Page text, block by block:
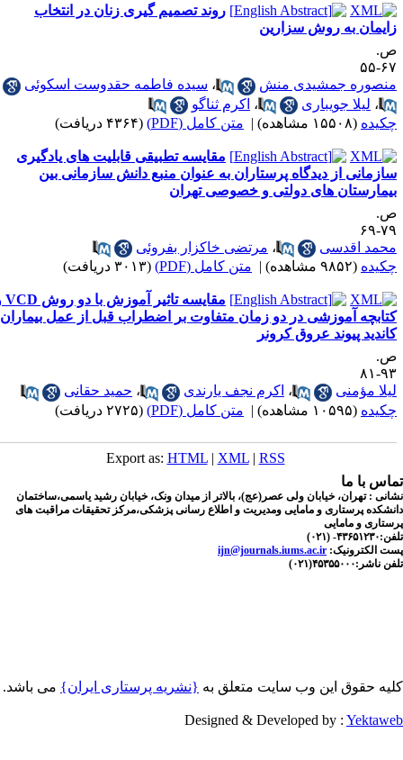
روند تصمیم گیری زنان در انتخاب
به روش سزارین
۵۵
جمشیدی منش
،سیده فاطمه حقدوست اسکوئی
،لیلا جویباری ،اکرم ثناگو
(۱۵۵۰۸ مشاهده) | متن کامل (PDF) (۴۳۶۴ دریافت)
مقایسه تطبیقی قابلیت های یادگیری
از دیدگاه پرستاران به عنوان منبع دانش سازمانی بین
های دولتی و خصوصی تهران
۶۹
اقدسی
،مرتضی خاکزار بفروئی
(۹۸۵۲ مشاهده) | متن کامل (PDF) (۳۰۱۳ دریافت)
مقایسه تاثیر آموزش با دو روش VCD و
آموزشی در دو زمان متفاوت بر اضطراب قبل از عمل بیماران
پیوند عروق کرونر
۸۱
مؤمنی
،اکرم نجف یارندی ،حمید حقانی
(۱۰۵۹۵ مشاهده) | متن کامل (PDF) (۲۷۲۵ دریافت)
Export as:HTML |XML|RSS
با ما
: تهران، خیابان ولی عصر(عج)، بالاتر از میدان ونک، خیابان رشید یاسمی،ساختمان
پرستاری و مامایی ومدیریت و اطلاع رسانی پزشکی،مرکز تحقیقات مراقبت های
و مامایی
(۰۲۱)
الکترونیک:ijn@journals.iums.ac.ir
حقوق این وب سایت متعلق به{نشریه پرستاری ایران}می باشد.
Designed & Developed by :